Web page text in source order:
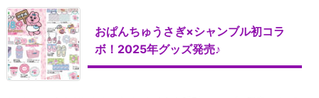
おぱんちゅうさぎ×シャンブル初コラ
ボ！2025年グッズ発売♪